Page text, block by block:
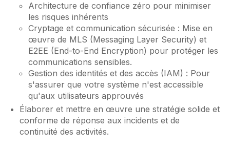
Architecture de confiance zéro pour minimiser
les risques inhérents
Cryptage et communication sécurisée : Mise en
œuvre de MLS (Messaging Layer Security) et
E2EE (End-to-End Encryption) pour protéger les
communications sensibles.
Gestion des identités et des accès (IAM) : Pour
s'assurer que votre système n'est accessible
qu'aux utilisateurs approuvés
Élaborer et mettre en œuvre une stratégie solide et
conforme de réponse aux incidents et de
continuité des activités.